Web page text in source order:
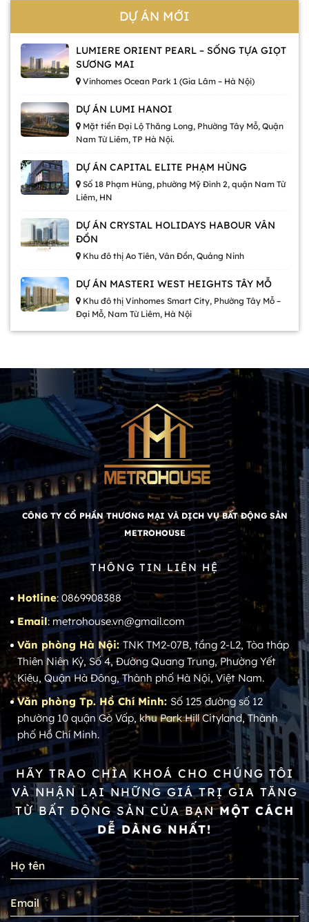
DỰ ÁN MỚI
LUMIERE ORIENT PEARL – SỐNG TỰA GIỌT
SƯƠNG MAI
Vinhomes Ocean Park 1 (Gia Lâm – Hà Nội)
DỰ ÁN LUMI HANOI
Mặt tiền Đại Lộ Thăng Long, Phường Tây Mỗ, Quận
Nam Từ Liêm, TP Hà Nội.
DỰ ÁN CAPITAL ELITE PHẠM HÙNG
Số 18 Phạm Hùng, phường Mỹ Đình 2, quận Nam Từ
Liêm, HN
DỰ ÁN CRYSTAL HOLIDAYS HABOUR VÂN
ĐỒN
Khu đô thị Ao Tiên, Vân Đồn, Quảng Ninh
DỰ ÁN MASTERI WEST HEIGHTS TÂY MỖ
Khu đô thị Vinhomes Smart City, Phường Tây Mỗ –
Đại Mỗ, Nam Từ Liêm, Hà Nội
CÔNG TY CỔ PHẦN THƯƠNG MẠI VÀ DỊCH VỤ BẤT ĐỘNG SẢN
METROHOUSE
THÔNG TIN LIÊN HỆ
Hotline: 0869908388
Email: metrohouse.vn@gmail.com
Văn phòng Hà Nội:TNK TM2-07B, tầng 2-L2, Tòa tháp
Thiên Niên Kỷ, Số 4, Đường Quang Trung, Phường Yết
Kiêu, Quận Hà Đông, Thành phố Hà Nội, Việt Nam.
Văn phòng Tp. Hồ Chí Minh: Số 125 đường số 12
phường 10 quận Gò Vấp, khu Park Hill Cityland, Thành
phố Hồ Chí Minh.
HÃY TRAO CHÌA KHOÁ CHO CHÚNG TÔI
VÀ NHẬN LẠI NHỮNG GIÁ TRỊ GIA TĂNG
TỪ BẤT ĐỘNG SẢN CỦA BẠN MỘT CÁCH
DỄ DÀNG NHẤT!